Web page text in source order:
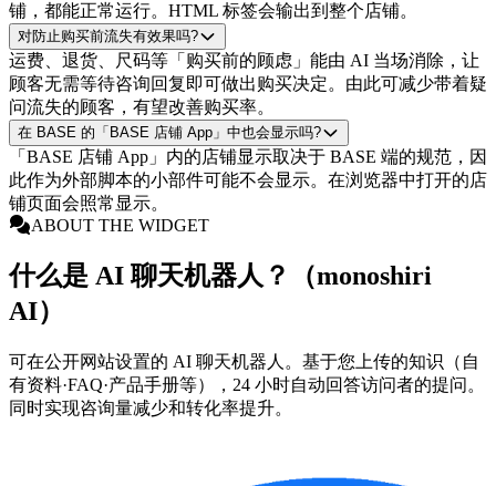
铺，都能正常运行。HTML 标签会输出到整个店铺。
对防止购买前流失有效果吗?
运费、退货、尺码等「购买前的顾虑」能由 AI 当场消除，让
顾客无需等待咨询回复即可做出购买决定。由此可减少带着疑
问流失的顾客，有望改善购买率。
在 BASE 的「BASE 店铺 App」中也会显示吗?
「BASE 店铺 App」内的店铺显示取决于 BASE 端的规范，因
此作为外部脚本的小部件可能不会显示。在浏览器中打开的店
铺页面会照常显示。
ABOUT THE WIDGET
什么是 AI 聊天机器人？（monoshiri
AI）
可在公开网站设置的 AI 聊天机器人。基于您上传的知识（自
有资料·FAQ·产品手册等），24 小时自动回答访问者的提问。
同时实现咨询量减少和转化率提升。